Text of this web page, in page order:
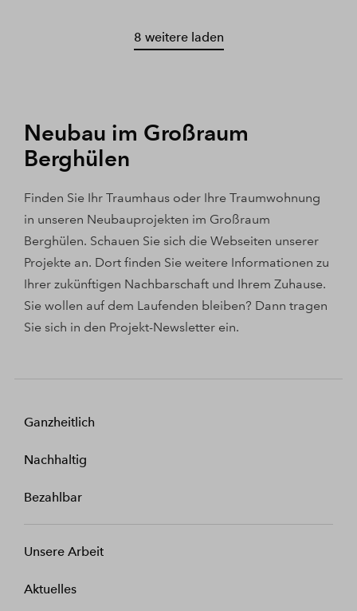
8 weitere laden
Neubau im Großraum
Berghülen
Finden Sie Ihr Traumhaus oder Ihre Traumwohnung
in unseren Neubauprojekten im Großraum
Berghülen. Schauen Sie sich die Webseiten unserer
Projekte an. Dort finden Sie weitere Informationen zu
Ihrer zukünftigen Nachbarschaft und Ihrem Zuhause.
Sie wollen auf dem Laufenden bleiben? Dann tragen
Sie sich in den Projekt-Newsletter ein.
Ganzheitlich
Nachhaltig
Bezahlbar
Unsere Arbeit
Aktuelles